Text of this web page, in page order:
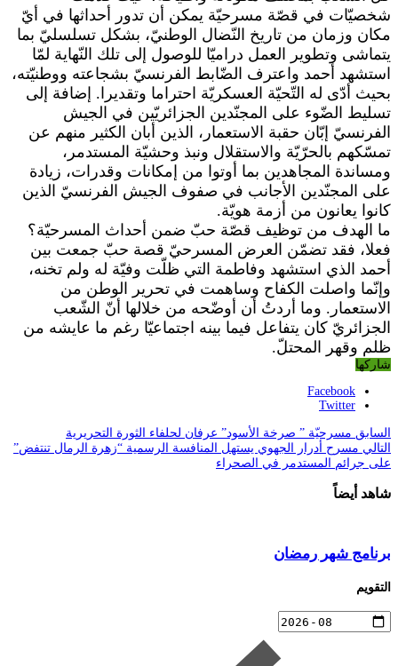
شخصيّات في قصّة مسرحيّة يمكن أن تدور أحداثها في أيّ
مكان وزمان من تاريخ النّضال الوطنيّ، بشكل تسلسليّ بما
يتماشى وتطوير العمل دراميّا للوصول إلى تلك النّهاية لمّا
استشهد أحمد واعترف الضّابط الفرنسيّ بشجاعته ووطنيّته،
بحيث أدّى له التّحيّة العسكريّة احتراما وتقديرا. إضافة إلى
تسليط الضّوء على المجنّدين الجزائريّين في الجيش
الفرنسيّ إبّان حقبة الاستعمار، الذين أبان الكثير منهم عن
تمسّكهم بالحرّيّة والاستقلال ونبذ وحشيّة المستدمر،
ومساندة المجاهدين بما أوتوا من إمكانات وقدرات، زيادة
على المجنّدين الأجانب في صفوف الجيش الفرنسيّ الذين
كانوا يعانون من أزمة هويّة.
ما الهدف من توظيف قصّة حبّ ضمن أحداث المسرحيّة؟
فعلا، فقد تضمّن العرض المسرحيّ قصة حبّ جمعت بين
أحمد الذي استشهد وفاطمة التي ظلّت وفيّة له ولم تخنه،
وإنّما واصلت الكفاح وساهمت في تحرير الوطن من
الاستعمار. وما أردتُ أن أوضّحه من خلالها أنّ الشّعب
الجزائريّ كان يتفاعل فيما بينه اجتماعيّا رغم ما عايشه من
ظلم وقهر المحتلّ.
شاركها
Facebook
Twitter
السابق مسرحيّة ” صرخة الأسود” عرفان لحلفاء الثورة التحريرية
التالي مسرح أدرار الجهوي يستهل المنافسة الرسمية “زهرة الرمال تنتفض”
على جرائم المستدمر في الصحراء
شاهد أيضاً
برنامج شهر رمضان
التقويم